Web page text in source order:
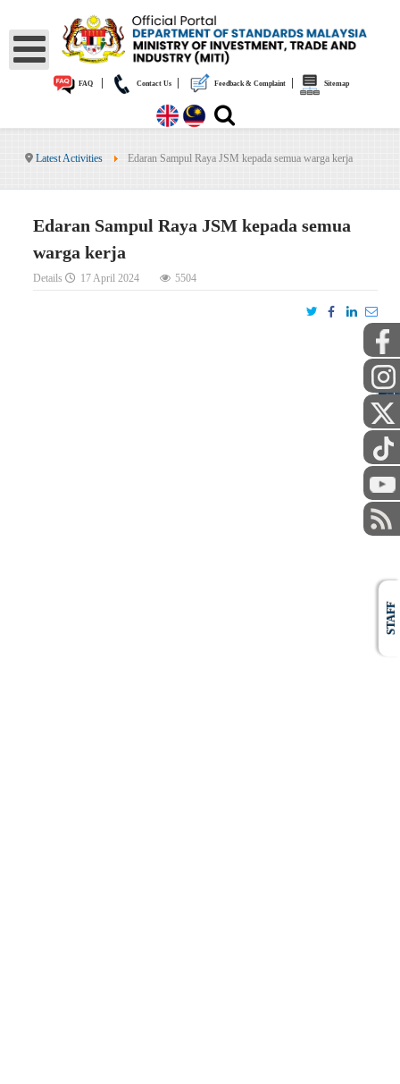
FAQ Contact Us Feedback & Complaint Sitemap
Latest Activities Edaran Sampul Raya JSM kepada semua warga kerja
Edaran Sampul Raya JSM kepada semua
warga kerja
Details 17 April 2024 5504
PUBLIC
STAFF